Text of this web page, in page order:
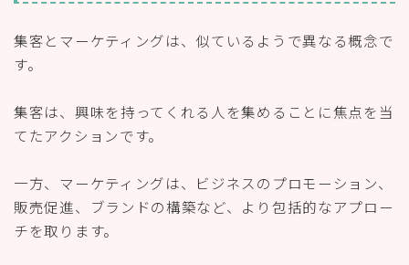
集客とマーケティングは、似ているようで異なる概念で
す。
集客は、興味を持ってくれる人を集めることに焦点を当
てたアクションです。
一方、マーケティングは、ビジネスのプロモーション、
販売促進、ブランドの構築など、より包括的なアプロー
チを取ります。